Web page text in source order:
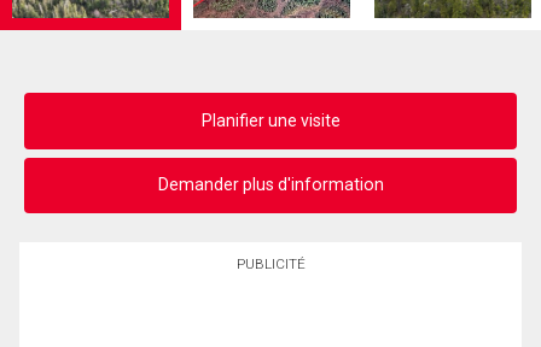
Planifier une visite
Demander plus d'information
PUBLICITÉ